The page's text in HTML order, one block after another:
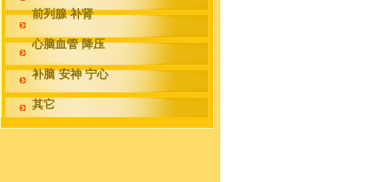
前列腺 补肾
心脑血管 降压
补脑 安神 宁心
其它